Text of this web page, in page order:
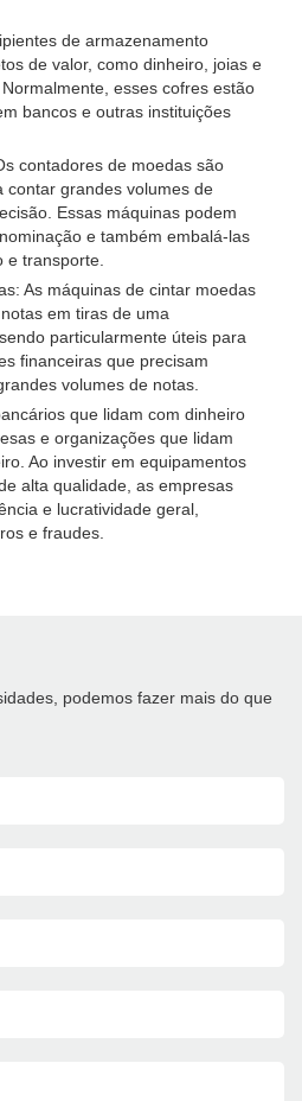
de armazenamento
de valor, como dinheiro, joias e
esses cofres estão
bancos e outras instituições
contadores de moedas são
contar grandes volumes de
Essas máquinas podem
e também embalá-las
e transporte.
As máquinas de cintar moedas
em tiras de uma
particularmente úteis para
financeiras que precisam
volumes de notas.
que lidam com dinheiro
e organizações que lidam
Ao investir em equipamentos
alta qualidade, as empresas
e lucratividade geral,
e fraudes.
podemos fazer mais do que